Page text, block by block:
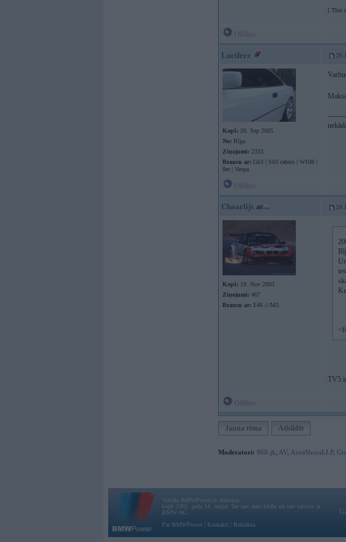
[ This
Luciferz 29.
Kopš: 26. Sep 2005
No: Rīga
Ziņojumi: 2333
Braucu ar: G63 | S63 cabrio | W108 |
8er | Vespa
Chaarlijs 29.
Kopš: 19. Nov 2003
Ziņojumi: 467
Braucu ar: E46 ///M3
TV5
Jauna tēma Atbildēt
Moderatori: 968-jk AV AiwaShuraLLP,
Vortāls BMWPower.lv darbojas
kopš 2002. gada 14. maija. Tas nav auto klubs un nav saistīts ar
BMW AG.
Par BMWPower
Kontakti Reklāma